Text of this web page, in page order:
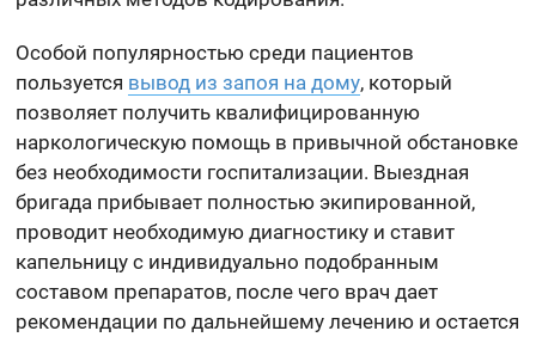
Особой популярностью среди пациентов
пользуется вывод из запоя на дому, который
позволяет получить квалифицированную
наркологическую помощь в привычной обстановке
без необходимости госпитализации. Выездная
бригада прибывает полностью экипированной,
проводит необходимую диагностику и ставит
капельницу с индивидуально подобранным
составом препаратов, после чего врач дает
рекомендации по дальнейшему лечению и остается